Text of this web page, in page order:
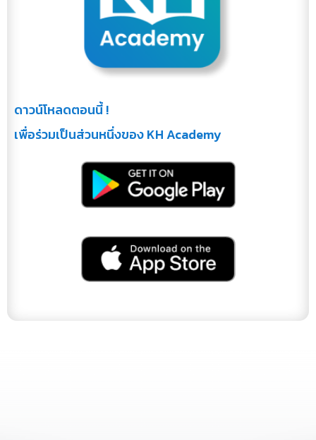
ดาวน์โหลดตอนนี้ !
เพื่อร่วมเป็นส่วนหนึ่งของ KH Academy